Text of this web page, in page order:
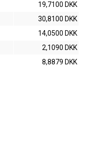
19,7100 DKK
30,8100 DKK
14,0500 DKK
2,1090 DKK
8,8879 DKK